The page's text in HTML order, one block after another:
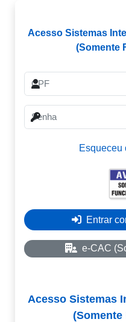
Acesso Sistemas
(Somente
Esqueceu
Entrar
e-CAC
Acesso Sistemas